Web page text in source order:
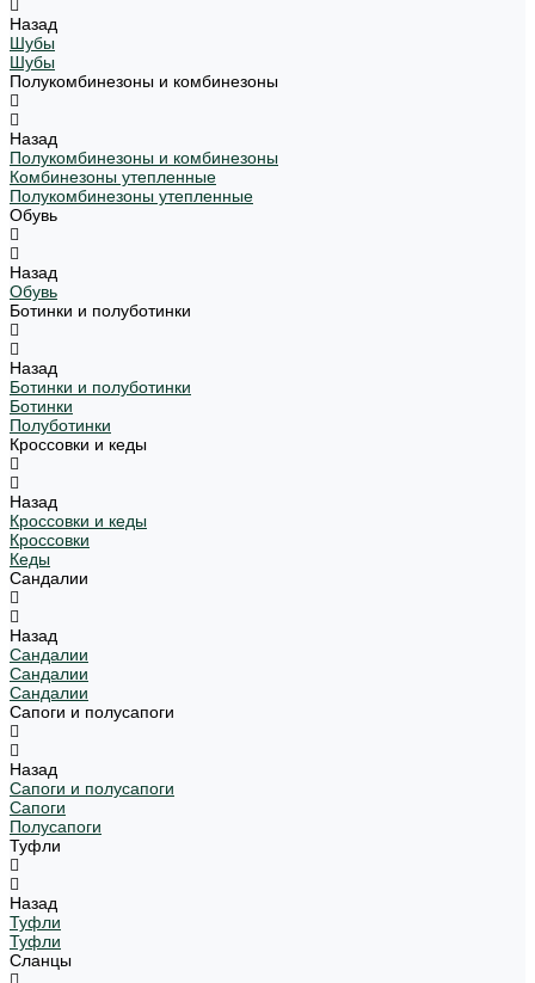
Назад
Шубы
Шубы
Полукомбинезоны и комбинезоны
Назад
Полукомбинезоны и комбинезоны
Комбинезоны утепленные
Полукомбинезоны утепленные
Обувь
Назад
Обувь
Ботинки и полуботинки
Назад
Ботинки и полуботинки
Ботинки
Полуботинки
Кроссовки и кеды
Назад
Кроссовки и кеды
Кроссовки
Кеды
Сандалии
Назад
Сандалии
Сандалии
Сандалии
Сапоги и полусапоги
Назад
Сапоги и полусапоги
Сапоги
Полусапоги
Туфли
Назад
Туфли
Туфли
Сланцы